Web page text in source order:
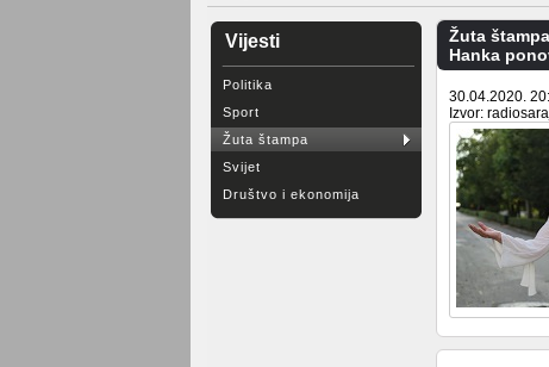
Vijesti
Politika
Sport
Žuta štampa
Svijet
Društvo i ekonomija
Žuta štampa
Hanka
30.04.2020.
Izvor: